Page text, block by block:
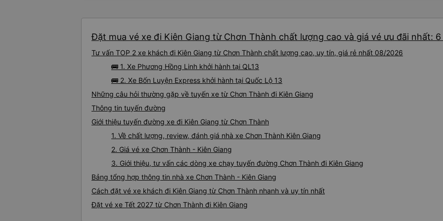
Đặt mua vé xe đi Kiên Giang từ Chơn Thành chất lượng cao và giá vé ưu đãi nhất: 6
Tư vấn TOP 2 xe khách đi Kiên Giang từ Chơn Thành chất lượng cao, uy tín, giá rẻ nhất 08/2026
🚌 1. Xe Phương Hồng Linh khởi hành tại QL13
🚌 2. Xe Bốn Luyện Express khởi hành tại Quốc Lộ 13
Những câu hỏi thường gặp về tuyến xe từ Chơn Thành đi Kiên Giang
Thông tin tuyến đường
Giới thiệu tuyến đường xe đi Kiên Giang từ Chơn Thành
1. Về chất lượng, review, đánh giá nhà xe Chơn Thành Kiên Giang
2. Giá vé xe Chơn Thành - Kiên Giang
3. Giới thiệu, tư vấn các dòng xe chạy tuyến đường Chơn Thành đi Kiên Giang
Bảng tổng hợp thông tin nhà xe Chơn Thành - Kiên Giang
Cách đặt vé xe khách đi Kiên Giang từ Chơn Thành nhanh và uy tín nhất
Đặt vé xe Tết 2027 từ Chơn Thành đi Kiên Giang